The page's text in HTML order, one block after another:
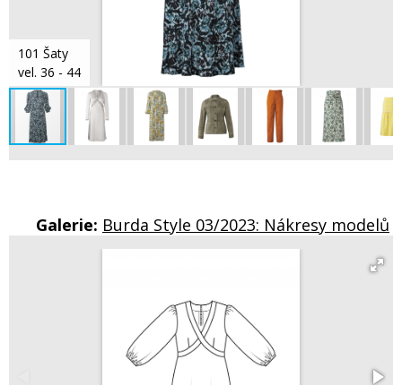
101 Šaty
vel. 36 - 44
Galerie: Burda Style 03/2023: Nákresy modelů